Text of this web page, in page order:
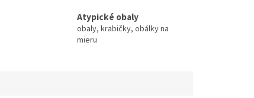
Atypické obaly
obaly, krabičky, obálky na
mieru